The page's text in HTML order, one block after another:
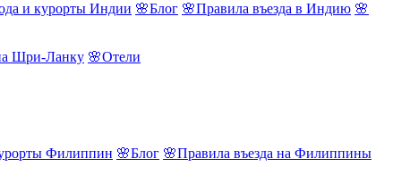
и курорты Индии 🌸Блог 🌸Правила въезда в Индию 🌸
Шри-Ланку 🌸Отели
Филиппин 🌸Блог 🌸Правила въезда на Филиппины